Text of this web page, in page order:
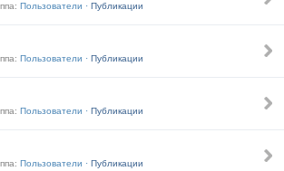
Пользователи · Публикации
Пользователи · Публикации
Пользователи · Публикации
Пользователи · Публикации